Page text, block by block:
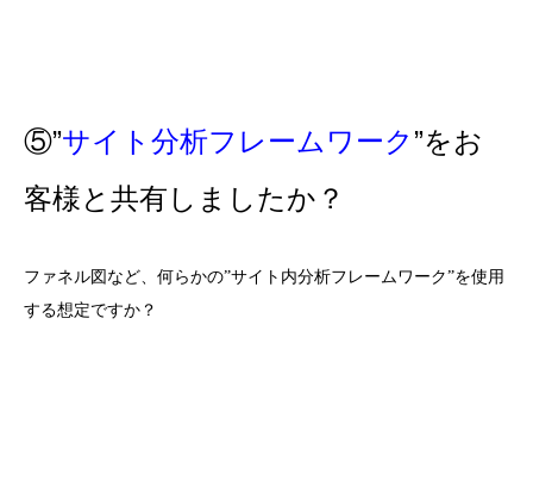
⑤”サイト分析フレームワーク ”をお
客様と共有しましたか？
ファネル図など、何らかの”サイト内分析フレームワーク”を使用
する想定ですか？